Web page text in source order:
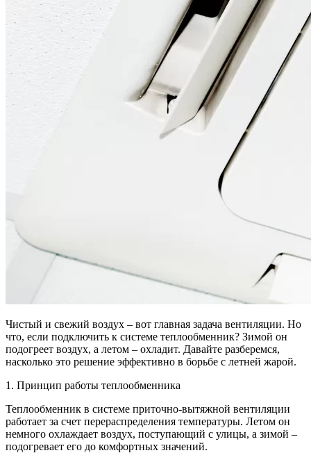
Чистый и свежий воздух – вот главная задача вентиляции. Но
что, если подключить к системе теплообменник? Зимой он
подогреет воздух, а летом – охладит. Давайте разберемся,
насколько это решение эффективно в борьбе с летней жарой.
1. Принцип работы теплообменника
Теплообменник в системе приточно-вытяжной вентиляции
работает за счет перераспределения температуры. Летом он
немного охлаждает воздух, поступающий с улицы, а зимой –
подогревает его до комфортных значений.